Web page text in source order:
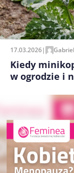
17.03.2026|
Kiedy
w ogrodzie i